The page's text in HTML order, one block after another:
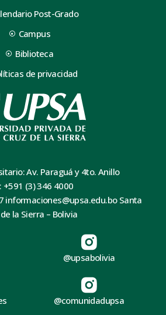
Post-Grado
Campus
Biblioteca
de privacidad
Av. Paraguá y 4to. Anillo
+591 (3) 346 4000
informaciones@upsa.edu.bo Santa
la Sierra – Bolivia
@upsabolivia
@comunidadupsa